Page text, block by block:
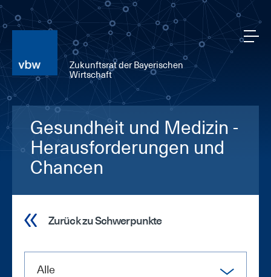
Zukunftsrat der Bayerischen
Wirtschaft
Gesundheit und Medizin -
Herausforderungen und
Chancen
Zurück zu Schwerpunkte
Alle